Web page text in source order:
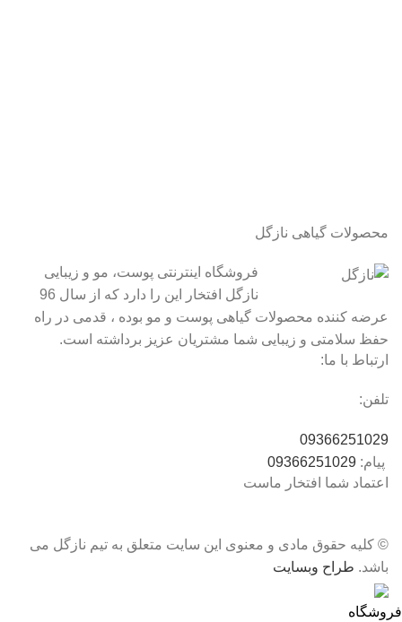
محصولات گیاهی نازگل
فروشگاه اینترنتی پوست، مو و زیبایی
نازگل افتخار این را دارد که از سال 96
عرضه کننده محصولات گیاهی پوست و مو بوده ، قدمی در راه
حفظ سلامتی و زیبایی شما مشتریان عزیز برداشته است.
ارتباط با ما:
تلفن:
09366251029
پیام: 09366251029
اعتماد شما افتخار ماست
© کلیه حقوق مادی و معنوی این سایت متعلق به تیم نازگل می
باشد. طراح وبسایت
فروشگاه